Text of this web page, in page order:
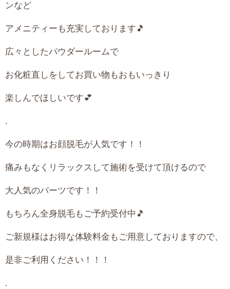
ンなど
アメニティーも充実しております🎵
広々としたパウダールームで
お化粧直しをしてお買い物もおもいっきり
楽しんでほしいです💕
.
今の時期はお顔脱毛が人気です！！
痛みもなくリラックスして施術を受けて頂けるので
大人気のパーツです！！
もちろん全身脱毛もご予約受付中🎵
ご新規様はお得な体験料金もご用意しておりますので、
是非ご利用ください！！！
.